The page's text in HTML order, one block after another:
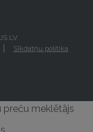
Sīkdatņu politika